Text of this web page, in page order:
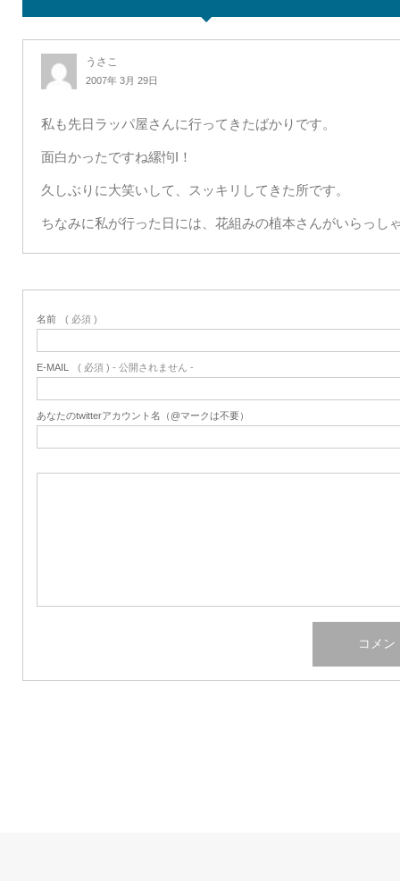
うさこ
2007年 3月 29日
私も先日ラッパ屋さんに行ってきたばかりです。
面白かったですね縲怐I！
久しぶりに大笑いして、スッキリしてきた所です。
ちなみに私が行った日には、花組みの植本さんがいらっ
名前 ( 必須 )
E-MAIL ( 必須 ) - 公開されません -
あなたのtwitterアカウント名（@マークは不要）